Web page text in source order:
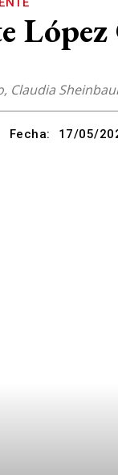
Claudia
Fecha: 17/05/